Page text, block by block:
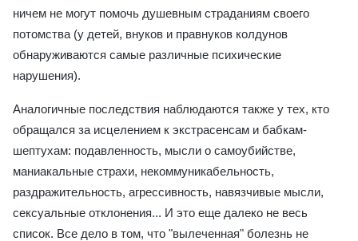
ничем не могут помочь душевным страданиям своего
потомства (у детей, внуков и правнуков колдунов
обнаруживаются самые различные психические
нарушения).
Аналогичные последствия наблюдаются также у тех, кто
обращался за исцелением к экстрасенсам и бабкам-
шептухам: подавленность, мысли о самоубийстве,
маниакальные страхи, некоммуникабельность,
раздражительность, агрессивность, навязчивые мысли,
сексуальные отклонения... И это еще далеко не весь
список. Все дело в том, что "вылеченная" болезнь не